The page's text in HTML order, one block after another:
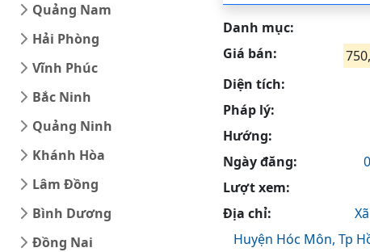
Quảng Nam
Hải Phòng
Vĩnh Phúc
Bắc Ninh
Quảng Ninh
Khánh Hòa
Lâm Đồng
Bình Dương
Đồng Nai
Danh mục:
Giá bán:
Diện tích:
Pháp lý:
Hướng:
Ngày đăng:
Lượt xem:
Địa chỉ:
Huyện Hóc Môn, Tp